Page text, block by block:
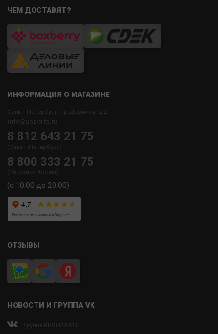
ЧЕМ ДОСТАВЯТ?
ИНФОРМАЦИЯ О МАГАЗИНЕ
Санкт-Петербург, пр.Шаумяна, д.2
info@usports.ru
8 812 643 21 75
(Санкт-Петербург)
8 800 333 21 75
(Регионы России)
(с 10:00 до 20:00)
ОТЗЫВЫ
НОВОСТИ И ГРУППА VK
Группа ВКОНТАКТЕ